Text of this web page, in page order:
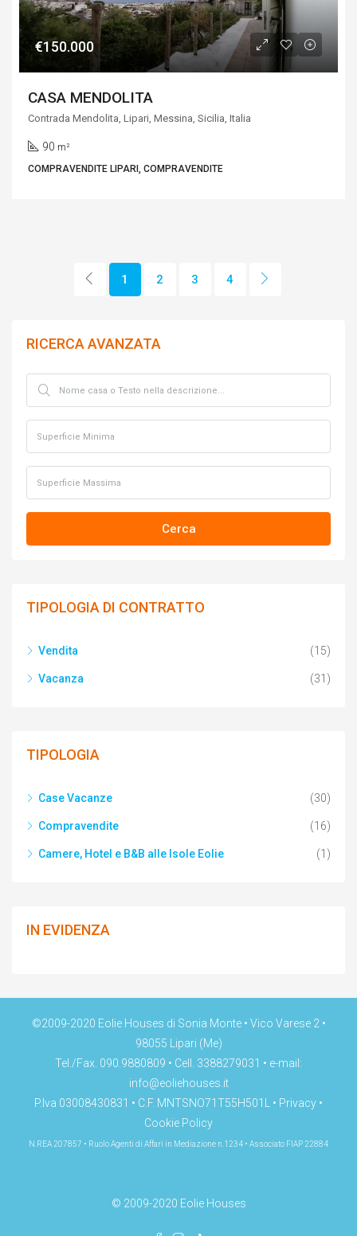
€150.000
CASA MENDOLITA
Contrada Mendolita, Lipari, Messina, Sicilia, Italia
90 m²
COMPRAVENDITE LIPARI, COMPRAVENDITE
1 2 3 4
RICERCA AVANZATA
Cerca
TIPOLOGIA DI CONTRATTO
Vendita (15)
Vacanza (31)
TIPOLOGIA
Case Vacanze (30)
Compravendite (16)
Camere, Hotel e B&B alle Isole Eolie (1)
IN EVIDENZA
©2009-2020 Eolie Houses di Sonia Monte • Vico Varese 2 •
98055 Lipari (Me)
Tel./Fax. 090.9880809 • Cell. 3388279031 • e-mail:
info@eoliehouses.it
P.Iva 03008430831 • C.F. MNTSNO71T55H501L • Privacy •
Cookie Policy
N.REA 207857 • Ruolo Agenti di Affari in Mediazione n.1234 • Associato FIAP 22884
© 2009-2020 Eolie Houses